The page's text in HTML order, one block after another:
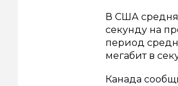
В США
секунду на
период
мегабит в
Канада